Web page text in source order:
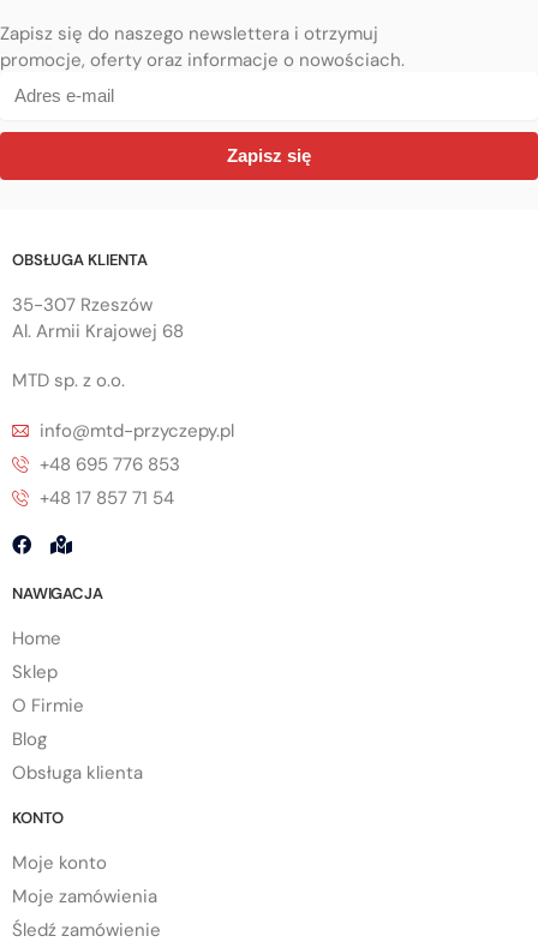
Zapisz się do naszego newslettera i otrzymuj
promocje, oferty oraz informacje o nowościach.
Zapisz się
OBSŁUGA KLIENTA
35-307 Rzeszów
Al. Armii Krajowej 68
MTD sp. z o.o.
info@mtd-przyczepy.pl
+48 695 776 853
+48 17 857 71 54
NAWIGACJA
Home
Sklep
O Firmie
Blog
Obsługa klienta
KONTO
Moje konto
Moje zamówienia
Śledź zamówienie